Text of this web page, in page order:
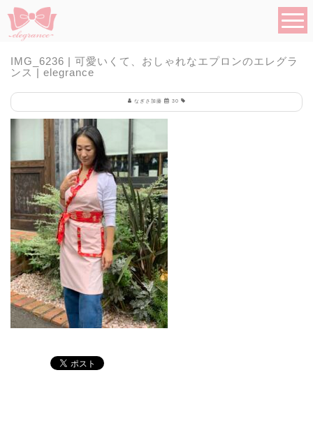
IMG_6236 | 可愛いくて、おしゃれなエプロンのエレグラ
ンス | elegrance
なぎさ加藤 30